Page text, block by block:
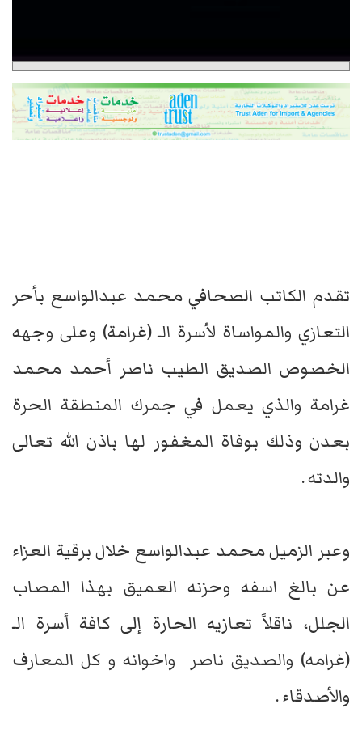
تقدم الكاتب الصحافي محمد عبدالواسع بأحر
التعازي والمواساة لأسرة الـ (غرامة) وعلى وجهه
الخصوص الصديق الطيب ناصر أحمد محمد
غرامة والذي يعمل في جمرك المنطقة الحرة
بعدن وذلك بوفاة المغفور لها باذن الله تعالى
والدته .
وعبر الزميل محمد عبدالواسع خلال برقية العزاء
عن بالغ اسفه وحزنه العميق بهذا المصاب
الجلل، ناقلاً تعازيه الحارة إلى كافة أسرة الـ
(غرامه) والصديق ناصر واخوانه و كل المعارف
والأصدقاء .